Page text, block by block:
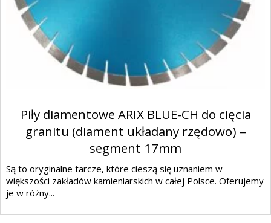
Piły diamentowe ARIX BLUE-CH do cięcia
granitu (diament układany rzędowo) –
segment 17mm
Są to oryginalne tarcze, które cieszą się uznaniem w
większości zakładów kamieniarskich w całej Polsce. Oferujemy
je w różny...